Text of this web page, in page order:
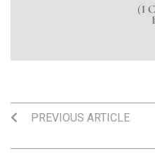
PREVIOUS ARTICLE